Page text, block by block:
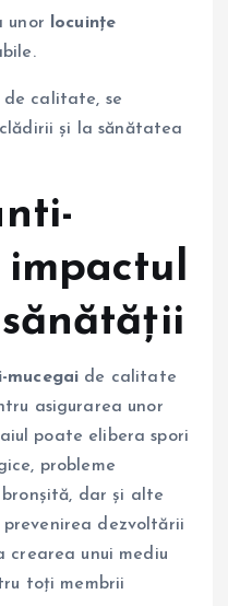
unor
locuințe
de calitate, se
și la sănătatea
impactul
mucegai de calitate
asigurarea unor
poate elibera spori
probleme
dar și alte
dezvoltării
crearea unui mediu
toți membrii